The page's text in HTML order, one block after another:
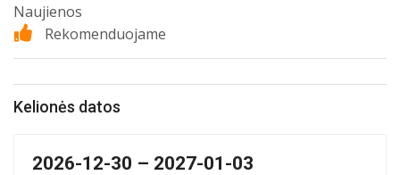
Naujienos
Rekomenduojame
Kelionės datos
2026-12-30 – 2027-01-03